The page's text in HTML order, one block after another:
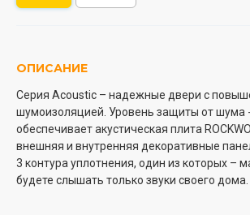
ОПИСАНИЕ
Серия Acoustic – надежные двери с
шумоизоляцией. Уровень защиты от шума
обеспечивает акустическая плита
внешняя и внутренняя декоративные
3 контура уплотнения, один из которых –
будете слышать только звуки своего дома.